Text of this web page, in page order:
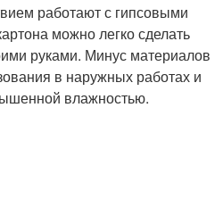
работают с гипсовыми
можно легко сделать
руками. Минус материалов
в наружных работах и
влажностью.